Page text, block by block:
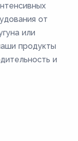
от
или
продукты
и